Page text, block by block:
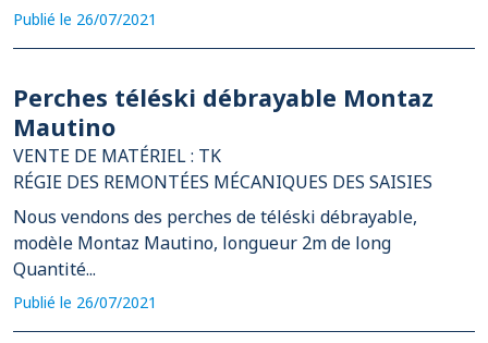
Publié le 26/07/2021
Perches téléski débrayable Montaz
Mautino
VENTE DE MATÉRIEL : TK
RÉGIE DES REMONTÉES MÉCANIQUES DES SAISIES
Nous vendons des perches de téléski débrayable,
modèle Montaz Mautino, longueur 2m de long
Quantité...
Publié le 26/07/2021